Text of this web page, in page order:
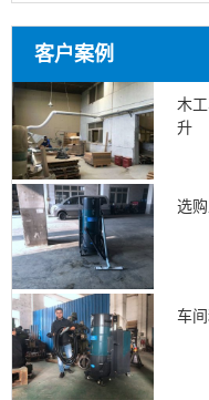
客户案例
木
升
选
车